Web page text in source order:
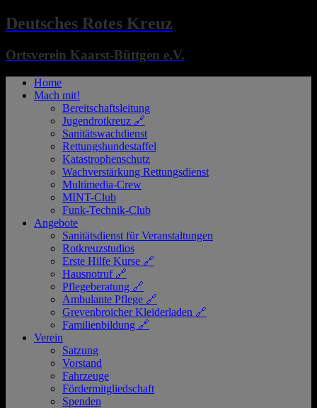
Deutsches Rotes Kreuz
Ortsverein Kaarst-Büttgen e.V.
Home
Mach mit!
Bereitschaftsleitung
Jugendrotkreuz 🔗
Sanitätswachdienst
Rettungshundestaffel
Katastrophenschutz
Wachverstärkung Rettungsdienst
Multimedia-Crew
MINT-Club
Funk-Technik-Club
Angebote
Sanitätsdienst für Veranstaltungen
Rotkreuzstudios
Erste Hilfe Kurse 🔗
Hausnotruf 🔗
Pflegeberatung 🔗
Ambulante Pflege 🔗
Grevenbroicher Kleiderladen 🔗
Familienbildung 🔗
Verein
Satzung
Vorstand
Fahrzeuge
Fördermitgliedschaft
Spenden